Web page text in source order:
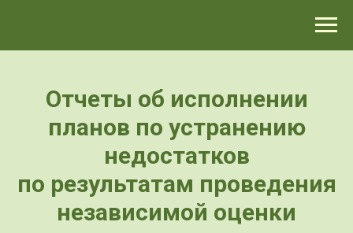
Отчеты об исполнении
планов по устранению
недостатков
по результатам проведения
независимой оценки